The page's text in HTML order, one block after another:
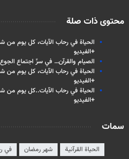
محتوى ذات صلة
الحیاة في رحاب الآيات، كل يوم من
+الفيديو
الصيام والقرآن… في سرِّ اجتماع الجوع
الحیاة في رحاب الآيات، كل يوم من
+الفيديو
الحیاة في رحاب الآيات..كل يوم من
+الفيديو
سمات
الحياة القرآنية شهر رمضان في